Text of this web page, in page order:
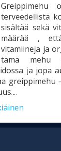
Greippimehu
terveedellistä
sisältää sekä
määrää ,
vitamiineja ja
tämä mehu
ja jopa
greippimehu